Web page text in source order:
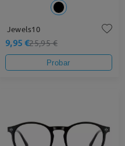
Jewels10
9,95 €25,95 €
Probar